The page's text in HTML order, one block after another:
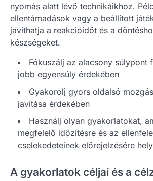
nyomás alatt lévő technikáikhoz.
ellentámadások vagy a beállított
javíthatja a reakcióidőt és a
készségeket.
Fókuszálj az alacsony súlypont
jobb egyensúly érdekében
Gyakorolj gyors oldalsó
javítása érdekében
Használj olyan gyakorlatokat,
megfelelő időzítésre és az
cselekedeteinek előrejelzésére
A gyakorlatok céljai és a